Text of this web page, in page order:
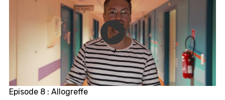
Episode 8 : Allogreffe